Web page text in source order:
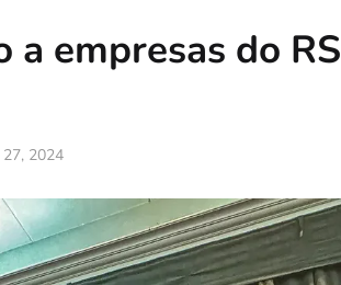
a empresas do
2024